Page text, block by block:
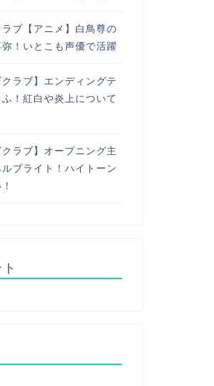
ラブ【アニメ】白鳥尊の
！いとこも声優で活躍
クラブ】エンディングテ
！紅白や炎上について
クラブ】オープニング主
ブライト！ハイトーン